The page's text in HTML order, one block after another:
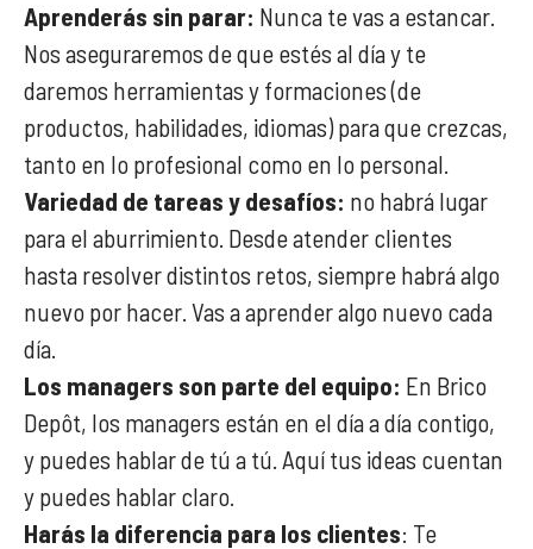
Aprenderás sin parar: Nunca te vas a estancar.
Nos aseguraremos de que estés al día y te
daremos herramientas y formaciones (de
productos, habilidades, idiomas) para que crezcas,
tanto en lo profesional como en lo personal.
Variedad de tareas y desafíos: no habrá lugar
para el aburrimiento. Desde atender clientes
hasta resolver distintos retos, siempre habrá algo
nuevo por hacer. Vas a aprender algo nuevo cada
día.
Los managers son parte del equipo: En Brico
Depôt, los managers están en el día a día contigo,
y puedes hablar de tú a tú. Aquí tus ideas cuentan
y puedes hablar claro.
Harás la diferencia para los clientes: Te